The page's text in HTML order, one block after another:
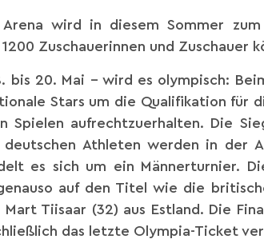
Arena wird in diesem Sommer
Zuschauerinnen und Zuschauer
bis 20. Mai – wird es olympisch:
Stars um die Qualifikation für
Spielen aufrechtzuerhalten. Die
Athleten werden in der
es sich um ein Männerturnier.
auf den Titel wie die
Mart Tiisaar (32) aus Estland. Die
das letzte Olympia-Ticket